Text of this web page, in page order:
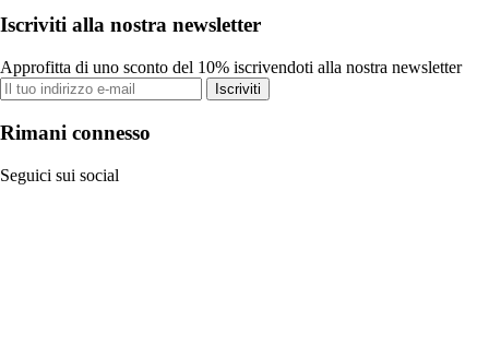
Iscriviti alla nostra newsletter
Approfitta di uno sconto del 10% iscrivendoti alla nostra newsletter
Iscriviti
Rimani connesso
Seguici sui social